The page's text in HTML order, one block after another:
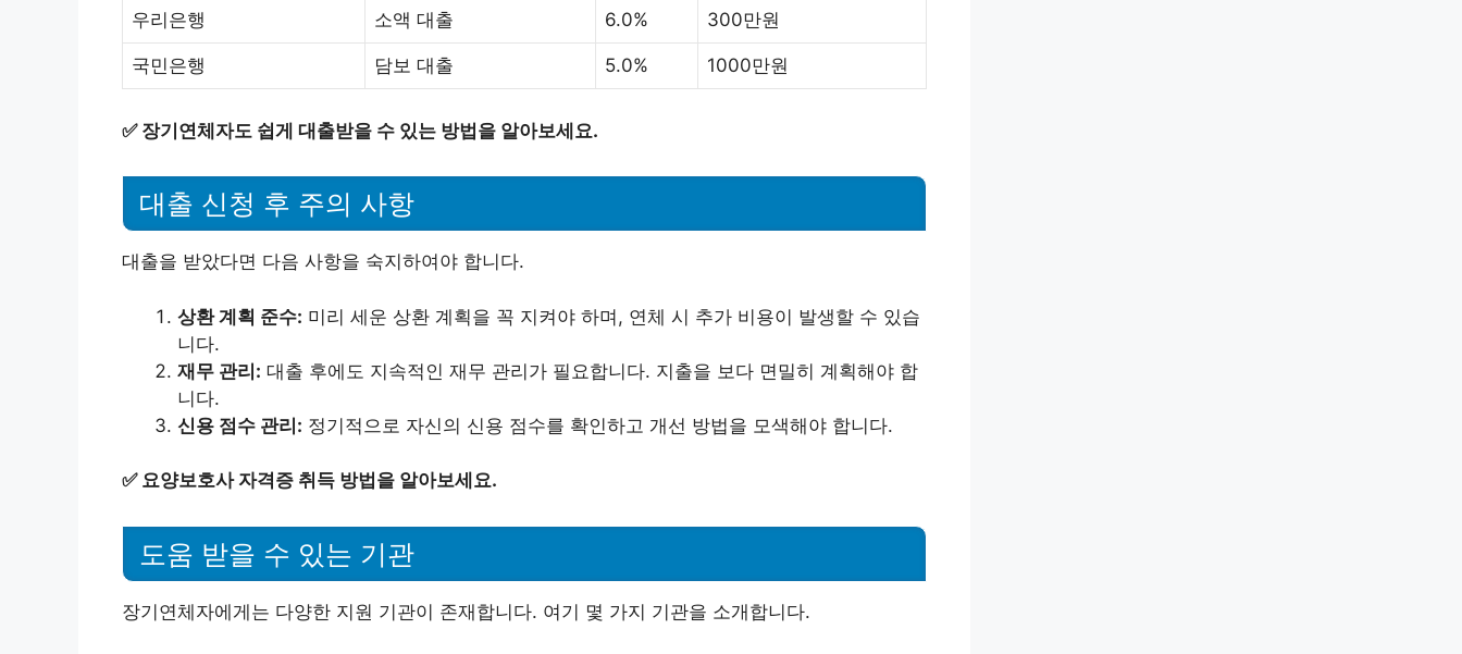
우리은행 소액 대출 6.0% 300만원
국민은행 담보 대출 5.0% 1000만원
✅ 장기연체자도 쉽게 대출받을 수 있는 방법을 알아보세요.
대출 신청 후 주의 사항
대출을 받았다면 다음 사항을 숙지하여야 합니다.
상환 계획 준수: 미리 세운 상환 계획을 꼭 지켜야 하며, 연체 시 추가 비용이 발생할 수 있습
니다.
재무 관리: 대출 후에도 지속적인 재무 관리가 필요합니다. 지출을 보다 면밀히 계획해야 합
니다.
신용 점수 관리: 정기적으로 자신의 신용 점수를 확인하고 개선 방법을 모색해야 합니다.
✅ 요양보호사 자격증 취득 방법을 알아보세요.
도움 받을 수 있는 기관
장기연체자에게는 다양한 지원 기관이 존재합니다. 여기 몇 가지 기관을 소개합니다.